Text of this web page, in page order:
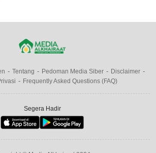
Tentang Pedoman Media Siber
Disclaimer
Frequently Asked Questions (FAQ)
Segera Hadir